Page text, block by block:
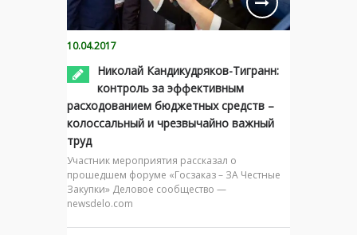
10.04.2017
Николай Кандикудряков-Тигранн:
контроль за эффективным
расходованием бюджетных средств –
колоссальный и чрезвычайно важный
труд
Участник мероприятия рассказал о
прошедшем форуме «Госзаказ – ЗА Честные
Закупки» Деловое сообщество —
newsdelo.com